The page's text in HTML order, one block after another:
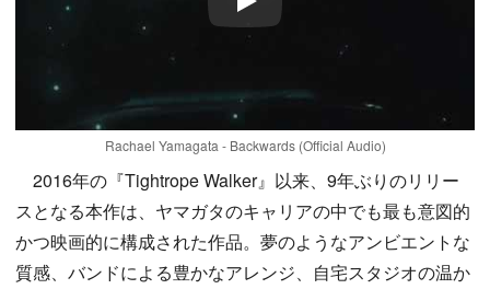
Play
Rachael Yamagata - Backwards (Official Audio)
2016年の『Tightrope Walker』以来、9年ぶりのリリー
スとなる本作は、ヤマガタのキャリアの中でも最も意図的
かつ映画的に構成された作品。夢のようなアンビエントな
質感、バンドによる豊かなアレンジ、自宅スタジオの温か